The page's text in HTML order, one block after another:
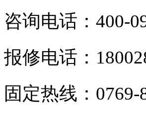
咨询电话：400-
报修电话：
固定热线：0769-